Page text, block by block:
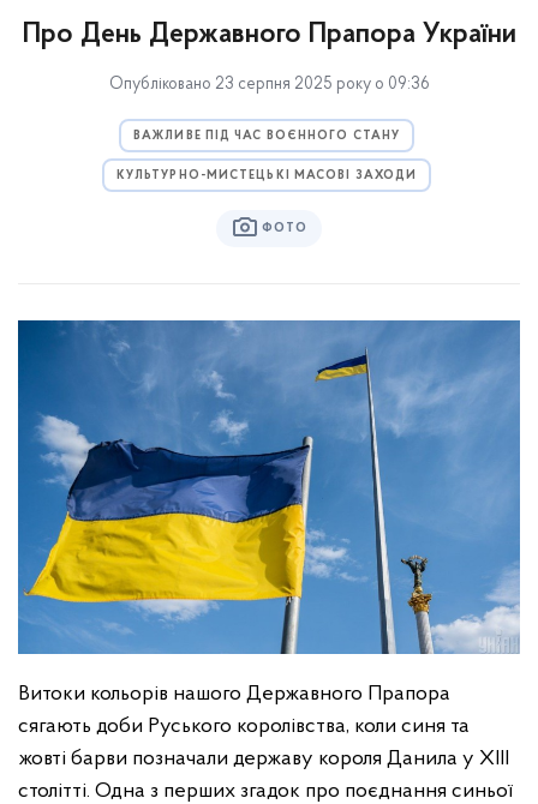
Про День Державного Прапора України
Опубліковано 23 серпня 2025 року о 09:36
ВАЖЛИВЕ ПІД ЧАС ВОЄННОГО СТАНУ
КУЛЬТУРНО-МИСТЕЦЬКІ МАСОВІ ЗАХОДИ
ФОТО
Витоки кольорів нашого Державного Прапора
сягають доби Руського королівства, коли синя та
жовті барви позначали державу короля Данила у ХІІІ
столітті. Одна з перших згадок про поєднання синьої